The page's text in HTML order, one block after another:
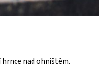
nad ohništěm.